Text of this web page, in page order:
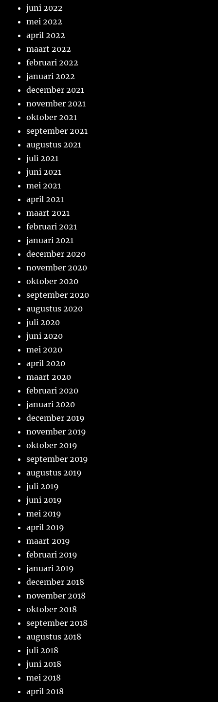
juni 2022
mei 2022
april 2022
maart 2022
februari 2022
januari 2022
december 2021
november 2021
oktober 2021
september 2021
augustus 2021
juli 2021
juni 2021
mei 2021
april 2021
maart 2021
februari 2021
januari 2021
december 2020
november 2020
oktober 2020
september 2020
augustus 2020
juli 2020
juni 2020
mei 2020
april 2020
maart 2020
februari 2020
januari 2020
december 2019
november 2019
oktober 2019
september 2019
augustus 2019
juli 2019
juni 2019
mei 2019
april 2019
maart 2019
februari 2019
januari 2019
december 2018
november 2018
oktober 2018
september 2018
augustus 2018
juli 2018
juni 2018
mei 2018
april 2018